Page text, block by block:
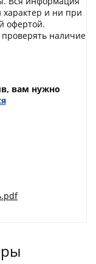
характер и ни при
офертой.
наличие
вам нужно